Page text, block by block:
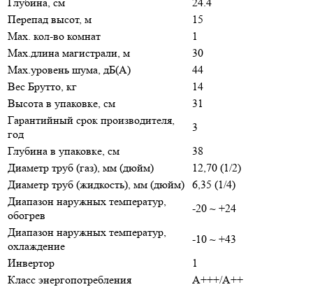
Перепад высот, м
15
Max. кол-во комнат
1
Max.длина магистрали, м
30
Max.уровень шума, дБ(А)
44
Вес Брутто, кг
14
Высота в упаковке, см
31
Гарантийный срок производителя,
год
3
Глубина в упаковке, см
38
Диаметр труб (газ), мм (дюйм)
12,70 (1/2)
Диаметр труб (жидкость), мм (дюйм) 6,35 (1/4)
Диапазон наружных температур,
обогрев
-20 ~ +24
Диапазон наружных температур,
охлаждение
-10 ~ +43
Инвертор
1
Класс энергопотребления
A+++/A++